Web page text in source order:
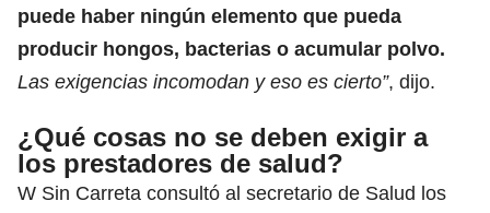
puede haber ningún elemento que pueda
producir hongos, bacterias o acumular polvo.
Las exigencias incomodan y eso es cierto”, dijo.
¿Qué cosas no se deben exigir a
los prestadores de salud?
W Sin Carreta consultó al secretario de Salud los